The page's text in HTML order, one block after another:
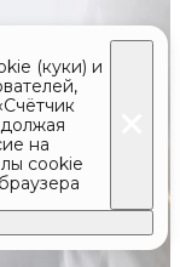
(куки) и
на
cookie